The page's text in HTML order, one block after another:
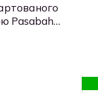
Pasabahce
*)